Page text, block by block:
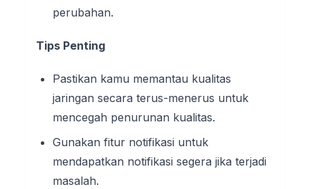
perubahan.
Tips Penting
Pastikan kamu memantau kualitas
jaringan secara terus-menerus untuk
mencegah penurunan kualitas.
Gunakan fitur notifikasi untuk
mendapatkan notifikasi segera jika terjadi
masalah.